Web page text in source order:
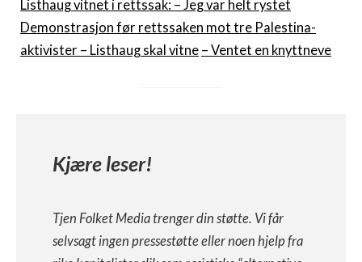
Listhaug vitnet i rettssak: – Jeg var helt rystet
Demonstrasjon før rettssaken mot tre Palestina-
aktivister – Listhaug skal vitne – Ventet en knyttneve
Kjære leser!
Tjen Folket Media trenger din støtte. Vi får
selvsagt ingen pressestøtte eller noen hjelp fra